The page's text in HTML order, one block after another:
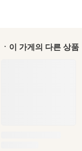
ㆍ이 가게의 다른 상품